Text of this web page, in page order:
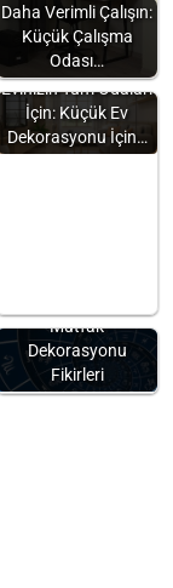
Daha Verimli Çalışın:
Küçük Çalışma
Odası…
Evinizin Tüm Odaları
İçin: Küçük Ev
Dekorasyonu İçin…
Mutfak
Dekorasyonu
Fikirleri